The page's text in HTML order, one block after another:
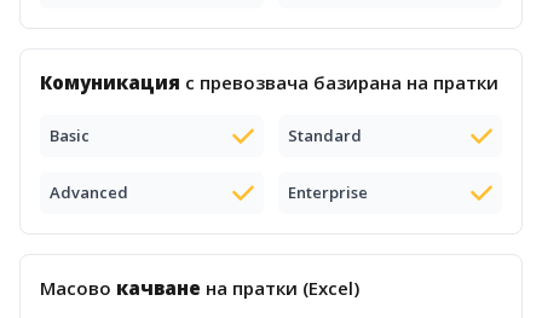
Комуникация с превозвача базирана на пратки
Basic Standard
Advanced Enterprise
Масово качване на пратки (Excel)